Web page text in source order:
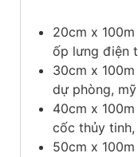
20cm x
ốp lưng điện
30cm x
dự phòng,
40cm x
cốc thủy
50cm x